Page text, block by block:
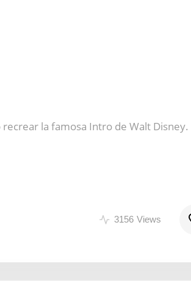
la famosa Intro de Walt Disney.
3156 Views